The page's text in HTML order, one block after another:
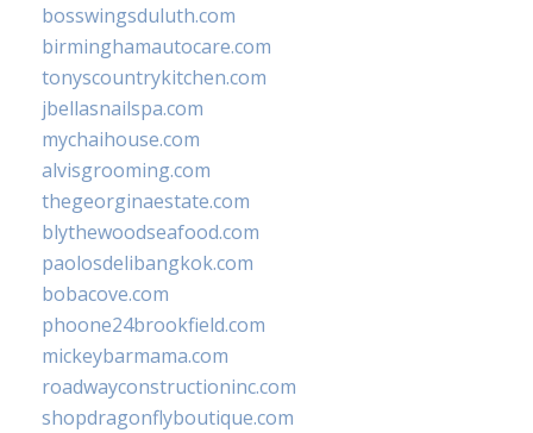
bosswingsduluth.com
birminghamautocare.com
tonyscountrykitchen.com
jbellasnailspa.com
mychaihouse.com
alvisgrooming.com
thegeorginaestate.com
blythewoodseafood.com
paolosdelibangkok.com
bobacove.com
phoone24brookfield.com
mickeybarmama.com
roadwayconstructioninc.com
shopdragonflyboutique.com